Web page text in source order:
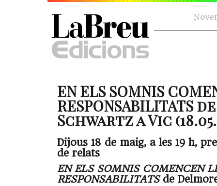
EN ELS SOMNIS
RESPONSABILITATS
Schwartz a Vic
Dijous 18 de maig, a les 19 h,
de relats
EN ELS SOMNIS COMENCEN
RESPONSABILITATSde